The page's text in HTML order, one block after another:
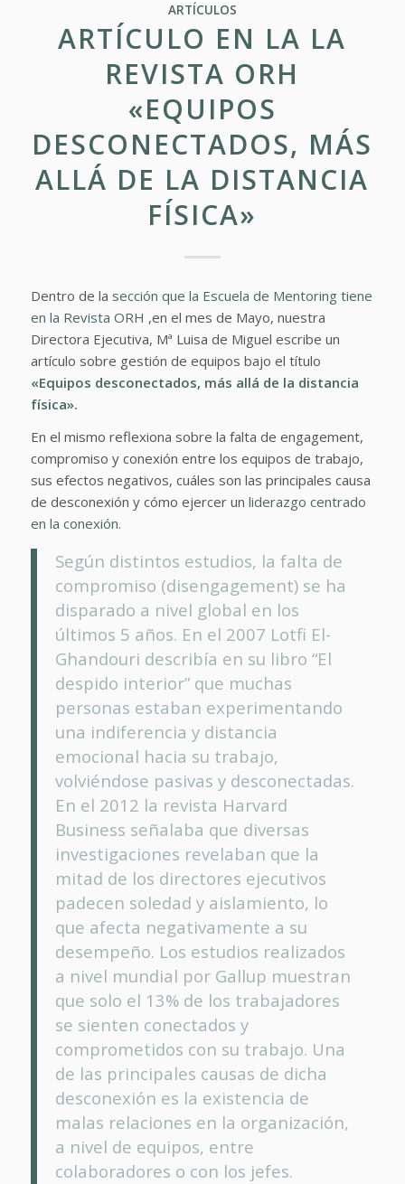
ARTÍCULOS
ARTÍCULO EN LA LA
REVISTA ORH
«EQUIPOS
DESCONECTADOS, MÁS
ALLÁ DE LA DISTANCIA
FÍSICA»
Dentro de la sección que la Escuela de Mentoring tiene
en la Revista ORH ,en el mes de Mayo, nuestra
Directora Ejecutiva, Mª Luisa de Miguel escribe un
artículo sobre gestión de equipos bajo el título
«Equipos desconectados, más allá de la distancia
física».
En el mismo reflexiona sobre la falta de engagement,
compromiso y conexión entre los equipos de trabajo,
sus efectos negativos, cuáles son las principales causa
de desconexión y cómo ejercer un liderazgo centrado
en la conexión.
Según distintos estudios, la falta de
compromiso (disengagement) se ha
disparado a nivel global en los
últimos 5 años. En el 2007 Lotfi El-
Ghandouri describía en su libro “El
despido interior” que muchas
personas estaban experimentando
una indiferencia y distancia
emocional hacia su trabajo,
volviéndose pasivas y desconectadas.
En el 2012 la revista Harvard
Business señalaba que diversas
investigaciones revelaban que la
mitad de los directores ejecutivos
padecen soledad y aislamiento, lo
que afecta negativamente a su
desempeño. Los estudios realizados
a nivel mundial por Gallup muestran
que solo el 13% de los trabajadores
se sienten conectados y
comprometidos con su trabajo. Una
de las principales causas de dicha
desconexión es la existencia de
malas relaciones en la organización,
a nivel de equipos, entre
colaboradores o con los jefes.